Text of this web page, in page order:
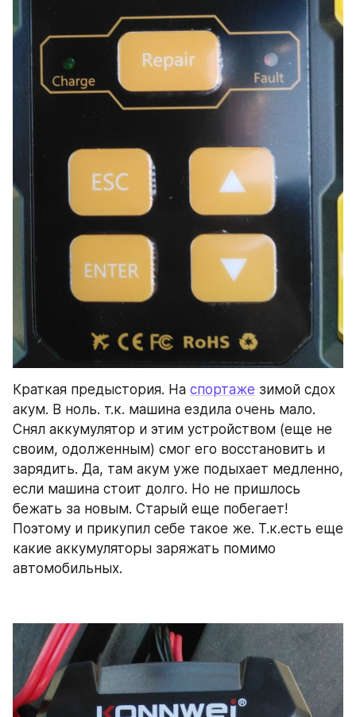
Краткая предыстория. На спортаже зимой сдох
акум. В ноль. т.к. машина ездила очень мало.
Снял аккумулятор и этим устройством (еще не
своим, одолженным) смог его восстановить и
зарядить. Да, там акум уже подыхает медленно,
если машина стоит долго. Но не пришлось
бежать за новым. Старый еще побегает!
Поэтому и прикупил себе такое же. Т.к.есть еще
какие аккумуляторы заряжать помимо
автомобильных.